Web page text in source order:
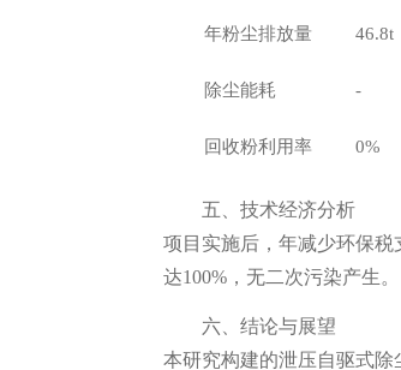
年粉尘排放量 46.8t
除尘能耗 -
回收粉利用率 0%
五、技术经济分析
项目实施后，年减少环保税
达100%，无二次污染产生。
六、结论与展望
本研究构建的泄压自驱式